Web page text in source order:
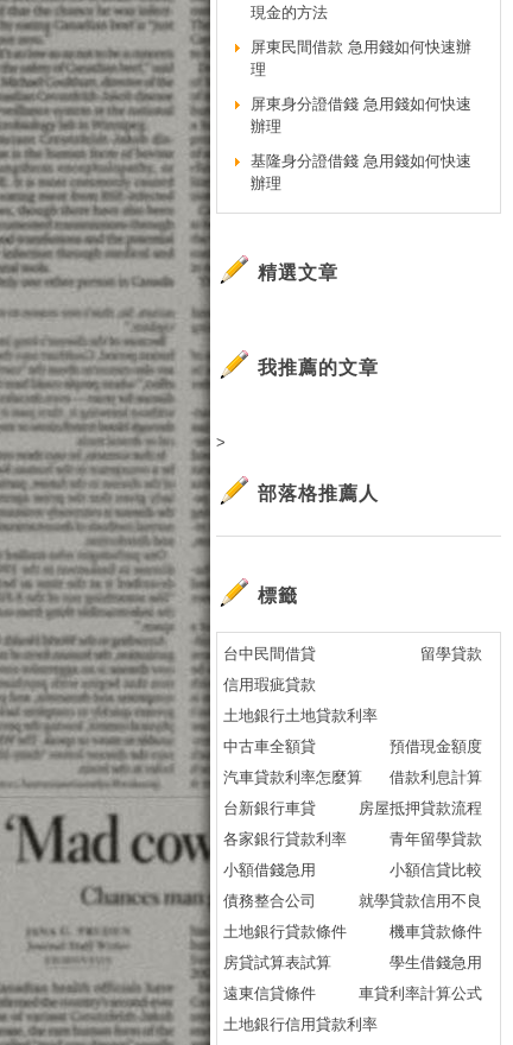
現金的方法
屏東民間借款 急用錢如何快速辦
理
屏東身分證借錢 急用錢如何快速
辦理
基隆身分證借錢 急用錢如何快速
辦理
精選文章
我推薦的文章
>
部落格推薦人
標籤
台中民間借貸
留學貸款
信用瑕疵貸款
土地銀行土地貸款利率
中古車全額貸
預借現金額度
汽車貸款利率怎麼算
借款利息計算
台新銀行車貸
房屋抵押貸款流程
各家銀行貸款利率
青年留學貸款
小額借錢急用
小額信貸比較
債務整合公司
就學貸款信用不良
土地銀行貸款條件
機車貸款條件
房貸試算表試算
學生借錢急用
遠東信貸條件
車貸利率計算公式
土地銀行信用貸款利率